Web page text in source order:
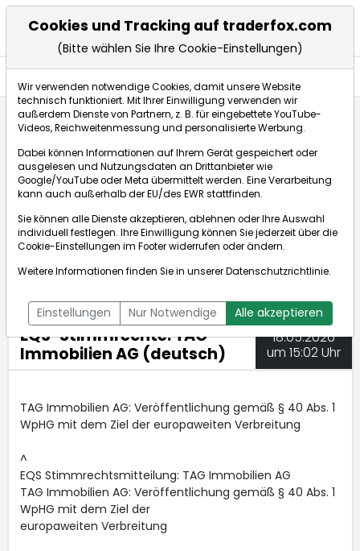
EQS-Stimmrechte: TAG Immobilien AG (deutsch)
dpa-AFX Compact
ÜBERSICHT DPA-AFX PROFEED
DPA-AFX COMPACT
NEWSBOT
EQS-Stimmrechte: TAG
Immobilien AG (deutsch)
18.05.2026
um 15:02 Uhr
TAG Immobilien AG: Veröffentlichung gemäß § 40 Abs. 1
WpHG mit dem Ziel der europaweiten Verbreitung
^
EQS Stimmrechtsmitteilung: TAG Immobilien AG
TAG Immobilien AG: Veröffentlichung gemäß § 40 Abs. 1
WpHG mit dem Ziel der
europaweiten Verbreitung
Cookies und Tracking auf traderfox.com
(Bitte wählen Sie Ihre Cookie-Einstellungen)
Wir verwenden notwendige Cookies, damit unsere Website
technisch funktioniert. Mit Ihrer Einwilligung verwenden wir
außerdem Dienste von Partnern, z. B. für eingebettete YouTube-
Videos, Reichweitenmessung und personalisierte Werbung.
Dabei können Informationen auf Ihrem Gerät gespeichert oder
ausgelesen und Nutzungsdaten an Drittanbieter wie
Google/YouTube oder Meta übermittelt werden. Eine Verarbeitung
kann auch außerhalb der EU/des EWR stattfinden.
Sie können alle Dienste akzeptieren, ablehnen oder Ihre Auswahl
individuell festlegen. Ihre Einwilligung können Sie jederzeit über die
Cookie-Einstellungen im Footer widerrufen oder ändern.
Weitere Informationen finden Sie in unsererDatenschutzrichtlinie.
Einstellungen Nur Notwendige Alle akzeptieren